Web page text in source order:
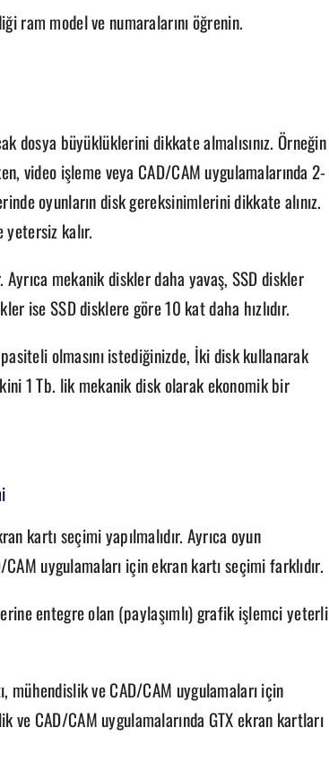
ram model ve numaralarını öğrenin.
dosya büyüklüklerini dikkate almalısınız. Örneğin
video işleme veya CAD/CAM uygulamalarında 2-
oyunların disk gereksinimlerini dikkate alınız.
kalır.
mekanik diskler daha yavaş, SSD diskler
ise SSD disklere göre 10 kat daha hızlıdır.
olmasını istediğinizde, İki disk kullanarak
1 Tb. lik mekanik disk olarak ekonomik bir
kartı seçimi yapılmalıdır. Ayrıca oyun
uygulamaları için ekran kartı seçimi farklıdır.
entegre olan (paylaşımlı) grafik işlemci yeterli
mühendislik ve CAD/CAM uygulamaları için
ve CAD/CAM uygulamalarında GTX ekran kartları